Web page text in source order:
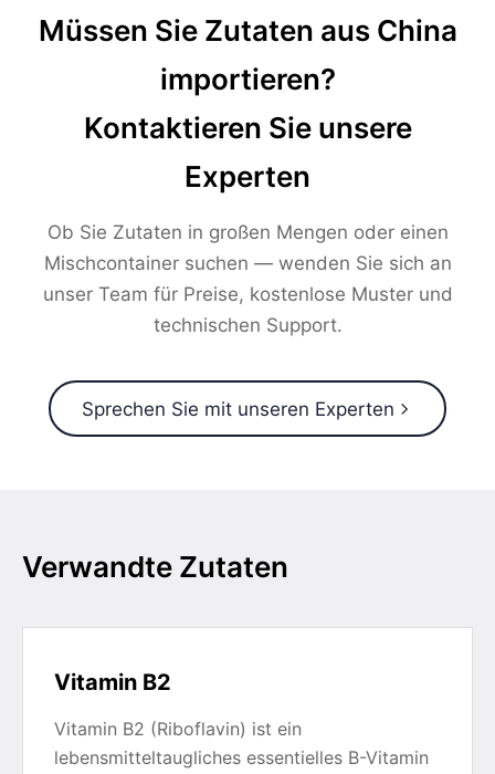
Müssen Sie Zutaten aus China
importieren?
Kontaktieren Sie unsere
Experten
Ob Sie Zutaten in großen Mengen oder einen
Mischcontainer suchen — wenden Sie sich an
unser Team für Preise, kostenlose Muster und
technischen Support.
Sprechen Sie mit unseren Experten
Verwandte Zutaten
Vitamin B2
Vitamin B2 (Riboflavin) ist ein
lebensmitteltaugliches essentielles B-Vitamin